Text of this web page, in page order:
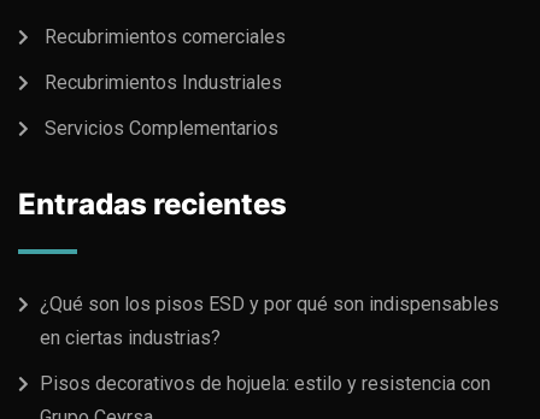
Recubrimientos comerciales
Recubrimientos Industriales
Servicios Complementarios
Entradas recientes
¿Qué son los pisos ESD y por qué son indispensables
en ciertas industrias?
Pisos decorativos de hojuela: estilo y resistencia con